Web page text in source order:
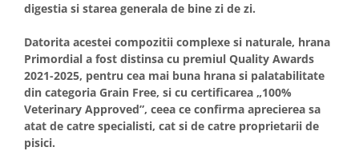
digestia si starea generala de bine zi de zi.
Datorita acestei compozitii complexe si naturale, hrana
Primordial a fost distinsa cu premiul Quality Awards
2021-2025, pentru cea mai buna hrana si palatabilitate
din categoria Grain Free, si cu certificarea „100%
Veterinary Approved”, ceea ce confirma aprecierea sa
atat de catre specialisti, cat si de catre proprietarii de
pisici.